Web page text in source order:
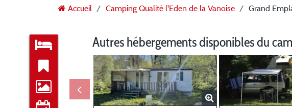
Accueil Camping Qualité l'Eden de la Vanoise Grand
Autres hébergements disponibles du